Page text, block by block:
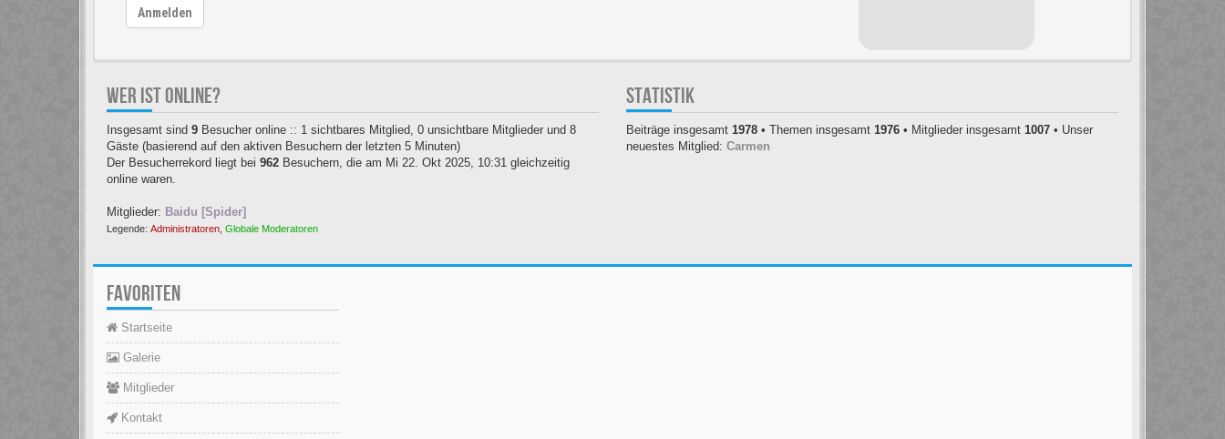
Anmelden
WER IST ONLINE?
Insgesamt sind 9 Besucher online :: 1 sichtbares Mitglied, 0 unsichtbare Mitglieder und 8
Gäste (basierend auf den aktiven Besuchern der letzten 5 Minuten)
Der Besucherrekord liegt bei 962 Besuchern, die am Mi 22. Okt 2025, 10:31 gleichzeitig
online waren.
Mitglieder: Baidu [Spider]
Legende: Administratoren Globale Moderatoren
STATISTIK
Beiträge insgesamt 1978 • Themen insgesamt 1976 • Mitglieder insgesamt 1007 • Unser
neuestes Mitglied: Carmen
FAVORITEN
Startseite
Galerie
Mitglieder
Kontakt